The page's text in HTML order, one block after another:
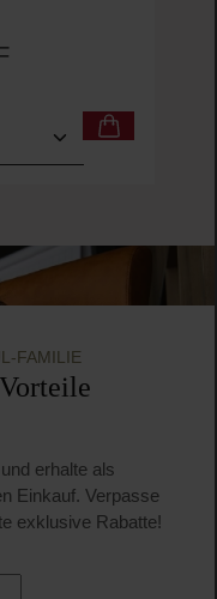
Preis:
Wert
FAMILIE
erhalte als
Einkauf. Verpasse
exklusive Rabatte!